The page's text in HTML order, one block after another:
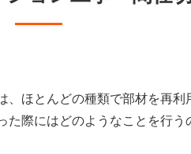
ほとんどの種類で部材を再
際にはどのようなことを行